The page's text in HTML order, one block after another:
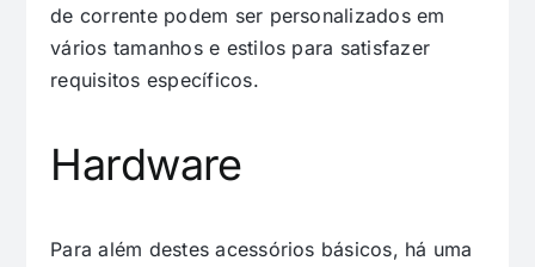
de corrente podem ser personalizados em
vários tamanhos e estilos para satisfazer
requisitos específicos.
Hardware
Para além destes acessórios básicos, há uma